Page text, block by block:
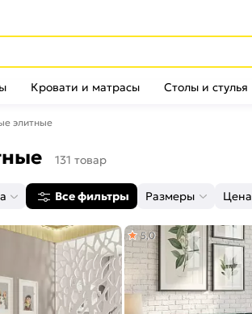
Кровати и матрасы Столы и стулья
элитные
131 товар
Все фильтры Размеры Цена
5,0